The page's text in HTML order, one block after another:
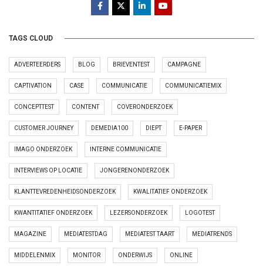
TAGS CLOUD
ADVERTEERDERS BLOG BRIEVENTEST CAMPAGNE
CAPTIVATION CASE COMMUNICATIE COMMUNICATIEMIX
CONCEPTTEST CONTENT COVERONDERZOEK
CUSTOMER JOURNEY DEMEDIA100 DIEPT E-PAPER
IMAGO ONDERZOEK INTERNE COMMUNICATIE
INTERVIEWS OP LOCATIE JONGERENONDERZOEK
KLANTTEVREDENHEIDSONDERZOEK KWALITATIEF ONDERZOEK
KWANTITATIEF ONDERZOEK LEZERSONDERZOEK LOGOTEST
MAGAZINE MEDIATESTDAG MEDIATEST TAART MEDIATRENDS
MIDDELENMIX MONITOR ONDERWIJS ONLINE